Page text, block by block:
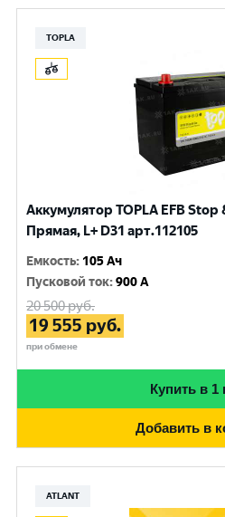
TOPLA
Аккумулятор TOPLA EFB Stop
Прямая, L+ D31 арт.112105
Емкость: 105 Ач
Пусковой ток:900 A
20 500руб.
19 555 руб.
при обмене
Купить в 1
Добавить в
ATLANT